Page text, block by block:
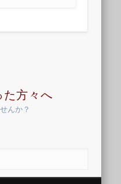
方々へ
んか？